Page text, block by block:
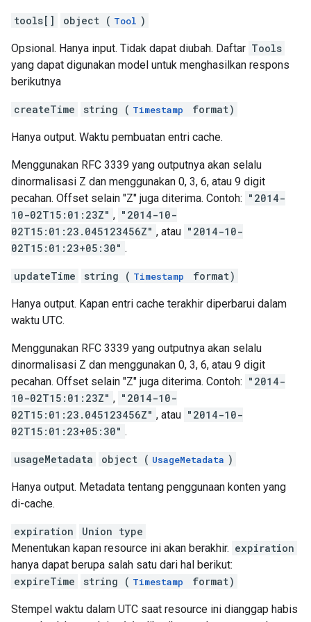
tools[] object ( Tool )
Opsional. Hanya input. Tidak dapat diubah. Daftar Tools
yang dapat digunakan model untuk menghasilkan respons
berikutnya
createTime string ( Timestamp format)
Hanya output. Waktu pembuatan entri cache.
Menggunakan RFC 3339 yang outputnya akan selalu
dinormalisasi Z dan menggunakan 0, 3, 6, atau 9 digit
pecahan. Offset selain "Z" juga diterima. Contoh: "2014-
10-02T15:01:23Z" , "2014-10-
02T15:01:23.045123456Z" , atau "2014-10-
02T15:01:23+05:30" .
updateTime string ( Timestamp format)
Hanya output. Kapan entri cache terakhir diperbarui dalam
waktu UTC.
Menggunakan RFC 3339 yang outputnya akan selalu
dinormalisasi Z dan menggunakan 0, 3, 6, atau 9 digit
pecahan. Offset selain "Z" juga diterima. Contoh: "2014-
10-02T15:01:23Z" , "2014-10-
02T15:01:23.045123456Z" , atau "2014-10-
02T15:01:23+05:30" .
usageMetadata object ( UsageMetadata )
Hanya output. Metadata tentang penggunaan konten yang
di-cache.
expiration
Union type
Menentukan kapan resource ini akan berakhir. expiration
hanya dapat berupa salah satu dari hal berikut:
expireTime
string ( Timestamp format)
Stempel waktu dalam UTC saat resource ini dianggap habis